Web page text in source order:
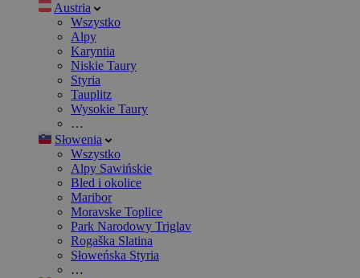
Austria
Wszystko
Alpy
Karyntia
Niskie Taury
Styria
Tauplitz
Wysokie Taury
…
Słowenia
Wszystko
Alpy Sawińskie
Bled i okolice
Maribor
Moravske Toplice
Park Narodowy Triglav
Rogaška Slatina
Słoweńska Styria
…